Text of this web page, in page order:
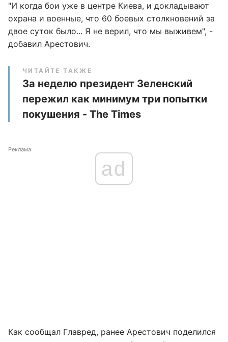
"И когда бои уже в центре Киева, и докладывают
охрана и военные, что 60 боевых столкновений за
двое суток было... Я не верил, что мы выживем", -
добавил Арестович.
ЧИТАЙТЕ ТАКЖЕ
За неделю президент Зеленский
пережил как минимум три попытки
покушения - The Times
Реклама
ad
Как сообщал Главред, ранее Арестович поделился